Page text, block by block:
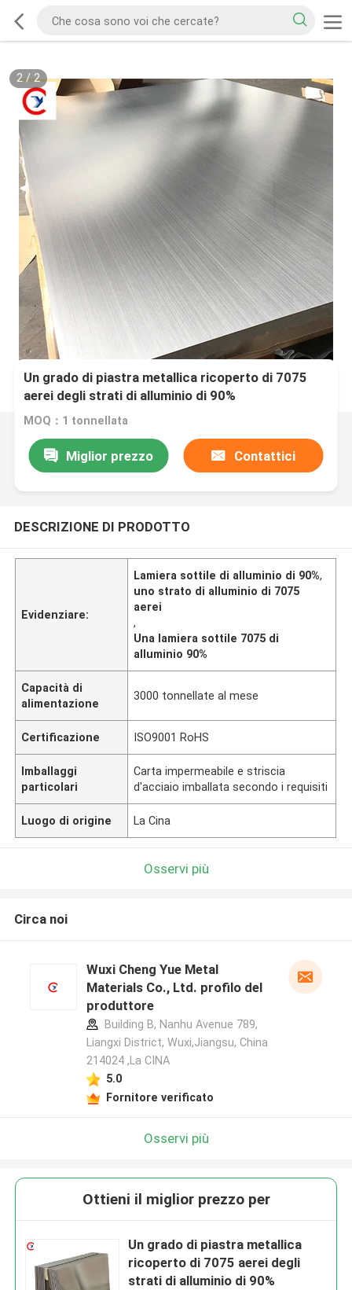
2/2
Un grado di piastra metallica ricoperto di 7075
aerei degli strati di alluminio di 90%
MOQ：1 tonnellata
Miglior prezzo Contattici
DESCRIZIONE DI PRODOTTO
Evidenziare:
Lamiera sottile di alluminio di 90%,
uno strato di alluminio di 7075
aerei
,
Una lamiera sottile 7075 di
alluminio 90%
Capacità di
alimentazione
3000 tonnellate al mese
Certificazione ISO9001 RoHS
Imballaggi
particolari
Carta impermeabile e striscia
d'acciaio imballata secondo i requisiti
Luogo di origine La Cina
Osservi più
Circa noi
Wuxi Cheng Yue Metal
Materials Co., Ltd. profilo del
produttore
Building B, Nanhu Avenue 789,
Liangxi District, Wuxi,Jiangsu, China
214024 ,La CINA
5.0
Fornitore verificato
Osservi più
Ottieni il miglior prezzo per
Un grado di piastra metallica
ricoperto di 7075 aerei degli
strati di alluminio di 90%